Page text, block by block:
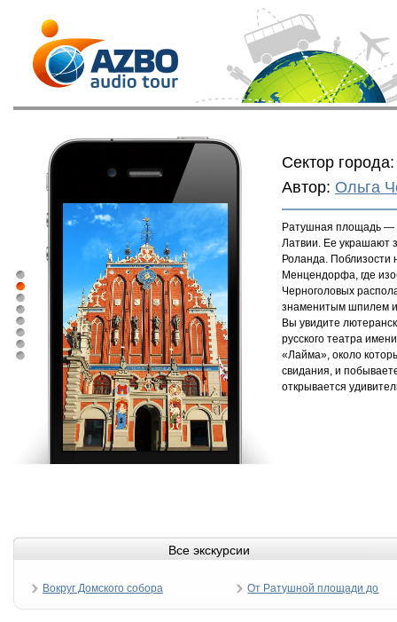
Сектор
Автор: Ольга
Ратушная площадь —
Латвии. Ее украшают
Роланда. Поблизости
Менцендорфа, где
Черноголовых
знаменитым шпилем и
Вы увидите
русского театра
«Лайма», около
свидания, и
открывается
Все экскурсии
Вокруг Домского собора
От Ратушной площади до
Бастионной горки